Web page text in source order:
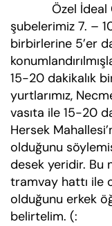
Özel İdeal
şubelerimiz 7. –
birbirlerine 5’er
15-20 dakikalık
yurtlarımız,
vasıta ile 15-20
Hersek
olduğunu
desek yeridir. Bu
tramvay hattı ile
olduğunu erkek
belirtelim. (: